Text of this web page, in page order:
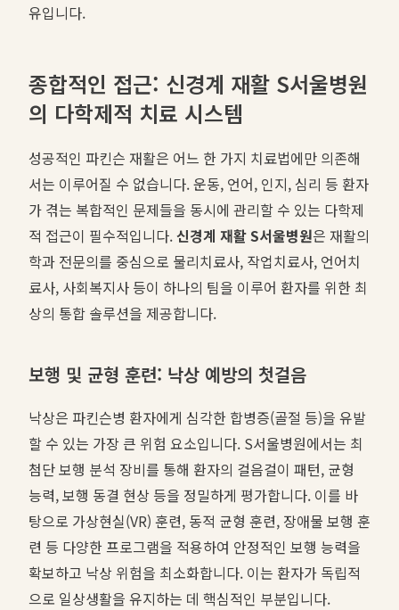
유입니다.
종합적인 접근: 신경계 재활 S서울병원
의 다학제적 치료 시스템
성공적인 파킨슨 재활은 어느 한 가지 치료법에만 의존해
서는 이루어질 수 없습니다. 운동, 언어, 인지, 심리 등 환자
가 겪는 복합적인 문제들을 동시에 관리할 수 있는 다학제
적 접근이 필수적입니다.신경계 재활 S서울병원은 재활의
학과 전문의를 중심으로 물리치료사, 작업치료사, 언어치
료사, 사회복지사 등이 하나의 팀을 이루어 환자를 위한 최
상의 통합 솔루션을 제공합니다.
보행 및 균형 훈련: 낙상 예방의 첫걸음
낙상은 파킨슨병 환자에게 심각한 합병증(골절 등)을 유발
할 수 있는 가장 큰 위험 요소입니다. S서울병원에서는 최
첨단 보행 분석 장비를 통해 환자의 걸음걸이 패턴, 균형
능력, 보행 동결 현상 등을 정밀하게 평가합니다. 이를 바
탕으로 가상현실(VR) 훈련, 동적 균형 훈련, 장애물 보행 훈
련 등 다양한 프로그램을 적용하여 안정적인 보행 능력을
확보하고 낙상 위험을 최소화합니다. 이는 환자가 독립적
으로 일상생활을 유지하는 데 핵심적인 부분입니다.